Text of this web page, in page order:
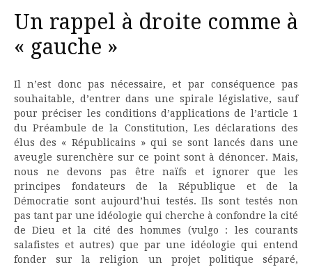
Un rappel à droite comme à
« gauche »
Il n’est donc pas nécessaire, et par conséquence pas
souhaitable, d’entrer dans une spirale législative, sauf
pour préciser les conditions d’applications de l’article 1
du Préambule de la Constitution, Les déclarations des
élus des « Républicains » qui se sont lancés dans une
aveugle surenchère sur ce point sont à dénoncer. Mais,
nous ne devons pas être naïfs et ignorer que les
principes fondateurs de la République et de la
Démocratie sont aujourd’hui testés. Ils sont testés non
pas tant par une idéologie qui cherche à confondre la cité
de Dieu et la cité des hommes (vulgo : les courants
salafistes et autres) que par une idéologie qui entend
fonder sur la religion un projet politique séparé,